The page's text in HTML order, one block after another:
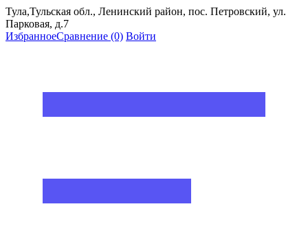
Тула,Тульская обл., Ленинский район, пос. Петровский, ул.
Парковая, д.7
ИзбранноеСравнение (0) Войти